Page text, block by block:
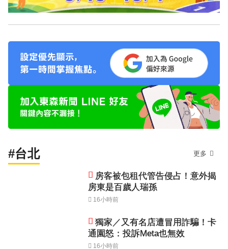
#台北 更多
房客被包租代管告侵占！意外揭
房東是百歲人瑞孫
16小時前
獨家／又有名店遭冒用詐騙！卡
通園怒：投訴Meta也無效
16小時前